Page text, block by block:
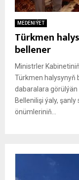
MEDENIÝET
Türkmen
bellener
Ministrler
Türkmen halysynyň
dabaralara görülýän
Bellenilişi ýaly,
önümleriniň...